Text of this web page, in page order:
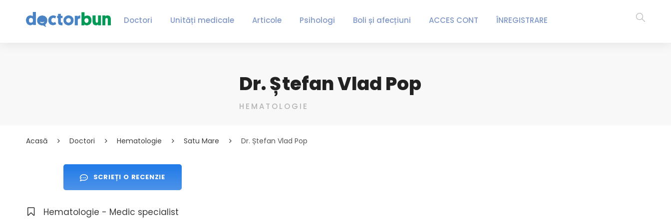
Doctori Unități medicale Articole Psihologi Boli și afecțiuni ACCES CONT ÎNREGISTRARE
Dr. Ștefan Vlad Pop
HEMATOLOGIE
Acasă Doctori Hematologie Satu Mare Dr. Ștefan Vlad Pop
SCRIEȚI O RECENZIE
Hematologie - Medic specialist